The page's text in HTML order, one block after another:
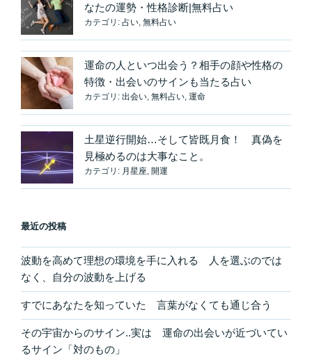
ー
ジ
ン
グ
で
宇
宙
を
方
に
つ
る”
なたの運勢・性格診断|無料占い
カテゴリ: 占い 無料占い
運命の人といつ出会う？相手の顔や性格の
特徴・出会いのサインも当たる占い
カテゴリ: 出会い 無料占い 運命
土星逆行開始…そして皆既月食！ 真偽を
見極めるのは大事なこと。
カテゴリ: 月星座 開運
最近の投稿
波動を高めて理想の環境を手に入れる 人を選ぶのでは
なく、自分の波動を上げる
すでにあなたを知っていた 言葉がなくても通じ合う
その宇宙からのサイン..実は 運命の出会いが近づいてい
るサイン「対のもの」